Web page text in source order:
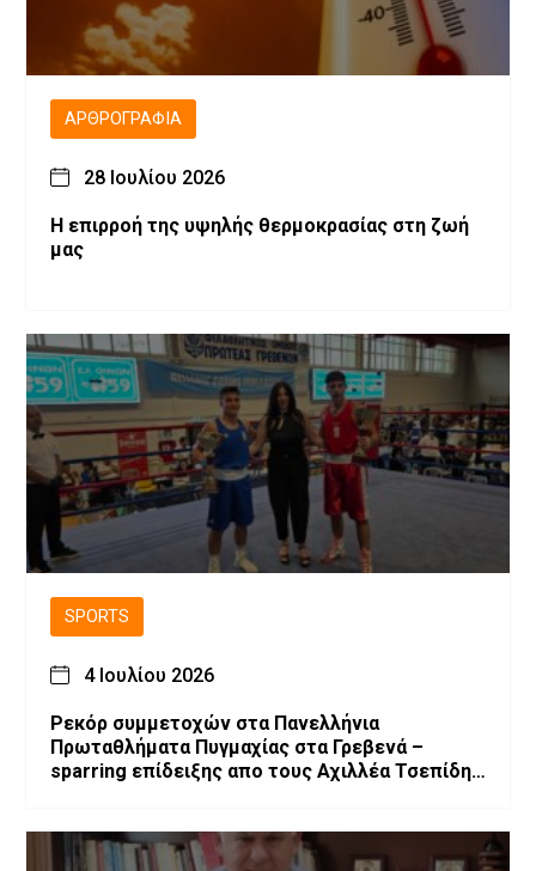
ΑΡΘΡΟΓΡΑΦΊΑ
28 Ιουλίου 2026
Η επιρροή της υψηλής θερμοκρασίας στη ζωή
μας
SPORTS
4 Ιουλίου 2026
Ρεκόρ συμμετοχών στα Πανελλήνια
Πρωταθλήματα Πυγμαχίας στα Γρεβενά –
sparring επίδειξης απο τους Αχιλλέα Τσεπίδη